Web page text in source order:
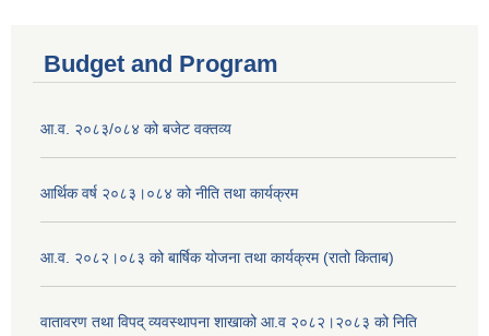
Budget and Program
आ.व. २०८३/०८४ को बजेट वक्तव्य
आर्थिक वर्ष २०८३।०८४ को नीति तथा कार्यक्रम
आ.व. २०८२।०८३ को बार्षिक योजना तथा कार्यक्रम (रातो किताब)
वातावरण तथा विपद् व्यवस्थापना शाखाको आ.व २०८२।२०८३ को निति